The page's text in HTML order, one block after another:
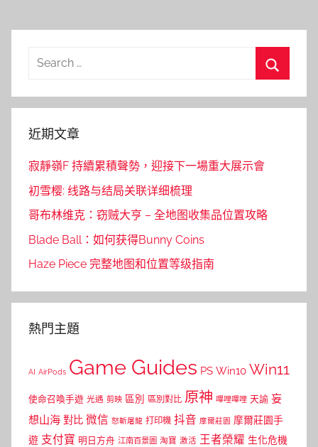
導
Search
近期文章
寂靜嶺F 持續累積聲勢，迎接下一場重大展示會
初雪樱: 线路与结局关联详细梳理
哥布林维克：窃贼大亨 – 全地图收集品位置攻略
Blade Ball：如何获得Bunny Coins
Haze Piece 完整地图和位置等级指南
熱門主題
AI AirPods Game Guides PS Win10 Win11
使命召喚手遊 光遇 剪映 區別 區別對比 原神 嗶哩嗶哩 天諭 妄
想山海 對比 微信 怒斬屠龍 打印機 抖音 摩爾莊園 摩爾莊園手
遊 支付寶 明日方舟 江南百景圖 淘寶 激活 王者榮耀 生化危機